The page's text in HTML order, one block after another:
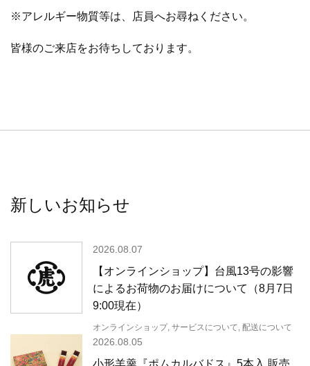
※アレルギー物質等は、店員へお尋ねください。
皆様のご来店をお待ちしております。
新しいお知らせ
【オンラインショップ】台風13号の影響
によるお荷物のお届けについて（8月7日
9:00現在）
2026.08.07
オンラインショップ, サービスについて, 配送について
小形羊羹『ポムカルバドス』5本入 販売
2026.08.05